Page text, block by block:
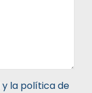
y la política de